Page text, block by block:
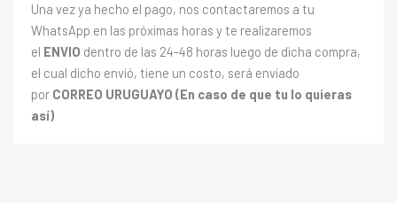
Una vez ya hecho el pago, nos contactaremos a tu
WhatsApp en las próximas horas y te realizaremos
el ENVIO dentro de las 24-48 horas luego de dicha compra,
el cual dicho envió, tiene un costo, será enviado
por CORREO URUGUAYO (En caso de que tu lo quieras
así)